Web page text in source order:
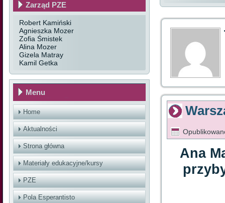
Zarząd PZE
Robert Kamiński
Agnieszka Mozer
Zofia Śmistek
Alina Mozer
Gizela Matray
Kamil Getka
Menu
Home
Aktualności
Strona główna
Materiały edukacyjne/kursy
PZE
Pola Esperantisto
Ana